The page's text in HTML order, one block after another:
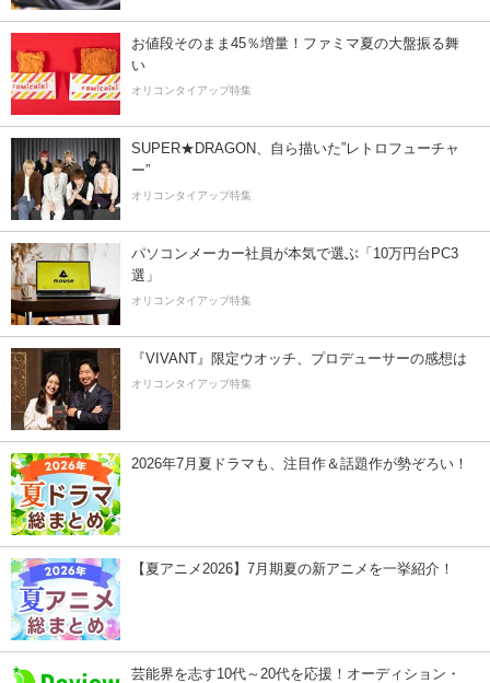
お値段そのまま45％増量！ファミマ夏の大盤振る舞
い
オリコンタイアップ特集
SUPER★DRAGON、自ら描いた”レトロフューチャ
ー”
オリコンタイアップ特集
パソコンメーカー社員が本気で選ぶ「10万円台PC3
選」
オリコンタイアップ特集
『VIVANT』限定ウオッチ、プロデューサーの感想は
オリコンタイアップ特集
2026年7月夏ドラマも、注目作＆話題作が勢ぞろい！
【夏アニメ2026】7月期夏の新アニメを一挙紹介！
芸能界を志す10代～20代を応援！オーディション・